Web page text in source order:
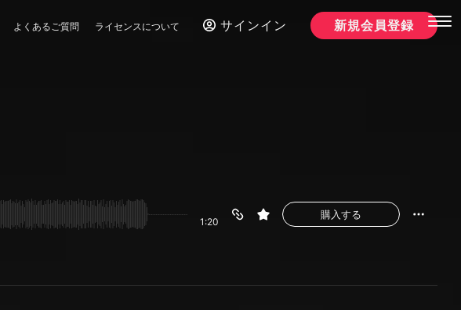
よくあるご質問 ライセンスについて サインイン 新規会員登録
1:20
購入する